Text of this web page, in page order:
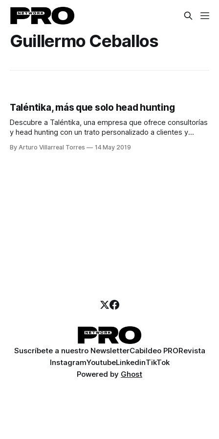
Guillermo Ceballos
Taléntika, más que solo head hunting
Descubre a Taléntika, una empresa que ofrece consultorías
y head hunting con un trato personalizado a clientes y
By Arturo Villarreal Torres 14 May 2019
Suscríbete a nuestro NewsletterCabildeo PRORevista
InstagramYoutubeLinkedinTikTok
Powered by Ghost